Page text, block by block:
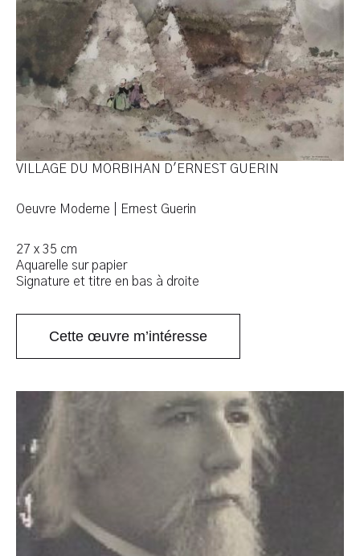
Cliquer l'image pour voir l'œuvre en entier
VILLAGE DU MORBIHAN D'ERNEST GUERIN
Oeuvre Moderne | Ernest Guerin
27 x 35 cm
Aquarelle sur papier
Signature et titre en bas à droite
Cette œuvre m’intéresse